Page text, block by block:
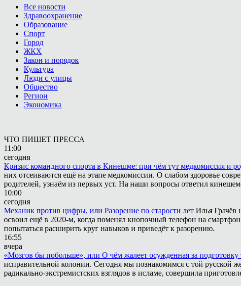
Все новости
Здравоохранение
Образование
Спорт
Город
ЖКХ
Закон и порядок
Культура
Люди с улицы
Общество
Регион
Экономика
ЧТО ПИШЕТ ПРЕССА
11:00
сегодня
Кризис командного спорта в Кинешме: при чём тут медкомиссия и
них отсеиваются ещё на этапе медкомиссии. О слабом здоровье
родителей, узнаём из первых уст. На наши вопросы ответил
10:00
сегодня
Механик против цифры, или Разорение по старости лет Илья Грачёв
освоил ещё в 2020-м, когда поменял кнопочный телефон на
попытаться расширить круг навыков и приведёт к разорению.
16:55
вчера
«Мозгов бы побольше», или О чём жалеет осужденная за подготовку
исправительной колонии. Сегодня мы познакомимся с той русской
радикально-экстремистских взглядов в исламе, совершила